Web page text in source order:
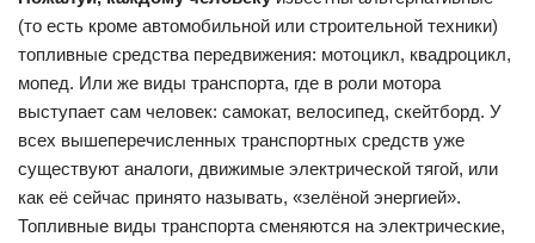
(то есть кроме автомобильной или строительной техники)
топливные средства передвижения: мотоцикл, квадроцикл,
мопед. Или же виды транспорта, где в роли мотора
выступает сам человек: самокат, велосипед, скейтборд. У
всех вышеперечисленных транспортных средств уже
существуют аналоги, движимые электрической тягой, или
как её сейчас принято называть, «зелёной энергией».
Топливные виды транспорта сменяются на электрические,